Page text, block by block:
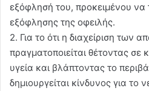
εξόφλησή του, προκειμένου να
εξόφλησης της οφειλής.
2. Για το ότι η διαχείριση των
πραγματοποιείται θέτοντας σε
υγεία και βλάπτοντας το
δημιουργείται κίνδυνος για το